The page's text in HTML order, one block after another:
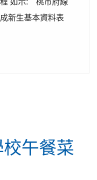
程 如示: 桃市府線
新生基本資料表
校午餐菜